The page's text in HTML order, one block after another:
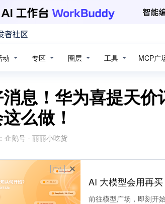
动 专区 圈层 工具 MCP广
息！华为喜提天
么做！
企鹅号 - 丽丽小吃货
广告
AI 大模型会用再买
前往模型广场，即刻开